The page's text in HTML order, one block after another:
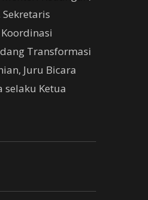
Transformasi
Juru Bicara
selaku Ketua